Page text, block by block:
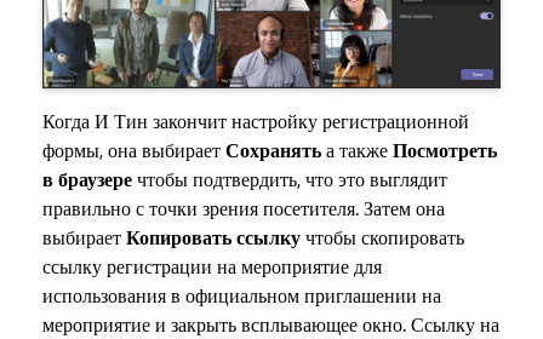
Когда И Тин закончит настройку регистрационной
формы, она выбираетСохранятьа такжеПосмотреть
в браузеречтобы подтвердить, что это выглядит
правильно с точки зрения посетителя. Затем она
выбираетКопировать ссылкучтобы скопировать
ссылку регистрации на мероприятие для
использования в официальном приглашении на
мероприятие и закрыть всплывающее окно. Ссылку на